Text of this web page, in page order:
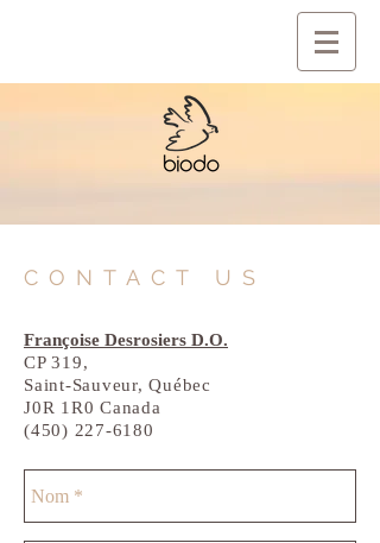
CONTACT US
Françoise Desrosiers D.O.
CP 319,
Saint-Sauveur, Québec
J0R 1R0 Canada
(450) 227-6180